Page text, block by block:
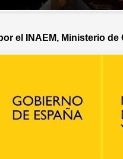
el INAEM, Ministerio de